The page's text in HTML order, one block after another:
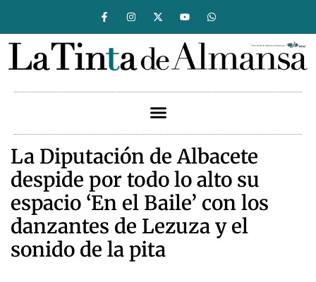
La Diputación de Albacete
despide por todo lo alto su
espacio ‘En el Baile’ con los
danzantes de Lezuza y el
sonido de la pita